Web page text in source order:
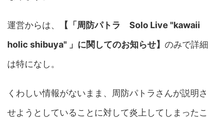
運営からは、
【「周防パトラ Solo Live "kawaii
holic shibuya" 」に関してのお知らせ】 のみで詳細
は特になし。
くわしい情報がないまま、周防パトラさんが説明さ
せようとしていることに対して炎上してしまったこ